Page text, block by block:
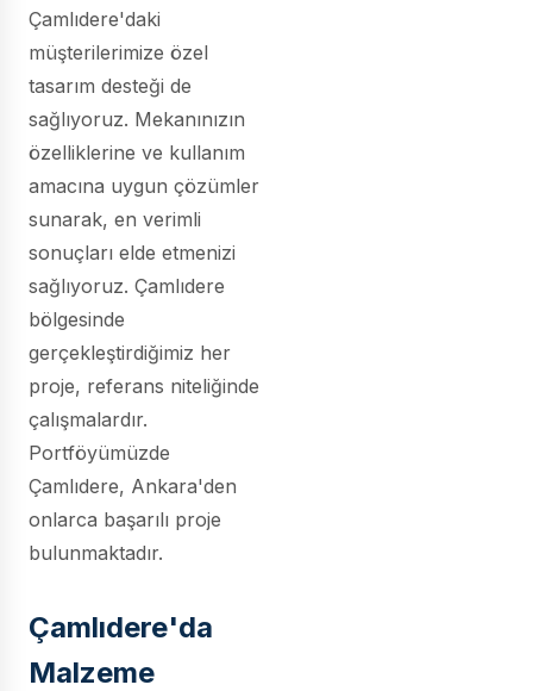
Çamlıdere'daki
müşterilerimize özel
tasarım desteği de
sağlıyoruz. Mekanınızın
özelliklerine ve kullanım
amacına uygun çözümler
sunarak, en verimli
sonuçları elde etmenizi
sağlıyoruz. Çamlıdere
bölgesinde
gerçekleştirdiğimiz her
proje, referans niteliğinde
çalışmalardır.
Portföyümüzde
Çamlıdere, Ankara'den
onlarca başarılı proje
bulunmaktadır.
Çamlıdere'da
Malzeme